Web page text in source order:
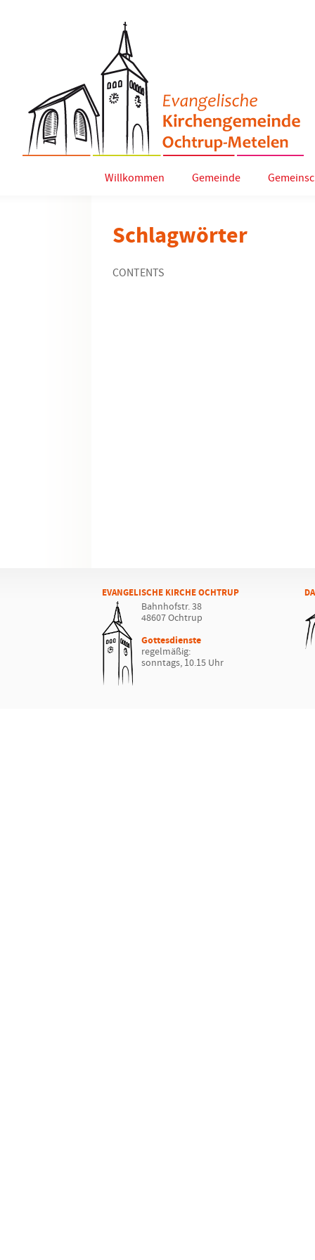
Willkommen Gemeinde
Schlagwörter
CONTENTS
EVANGELISCHE KIRCHE OCHTRUP
Bahnhofstr. 38
48607 Ochtrup
Gottesdienste
regelmäßig:
sonntags, 10.15 Uhr